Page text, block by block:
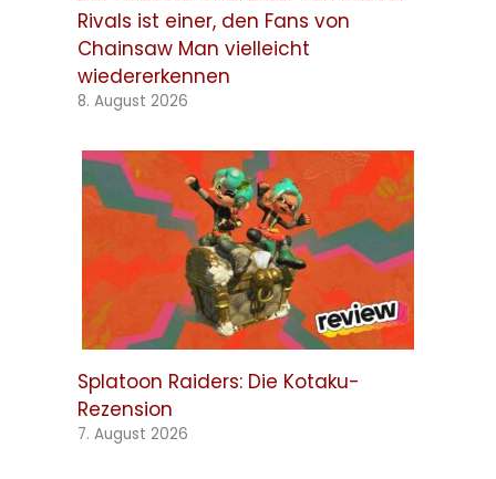
Rivals ist einer, den Fans von
Chainsaw Man vielleicht
wiedererkennen
8. August 2026
Splatoon Raiders: Die Kotaku-
Rezension
7. August 2026